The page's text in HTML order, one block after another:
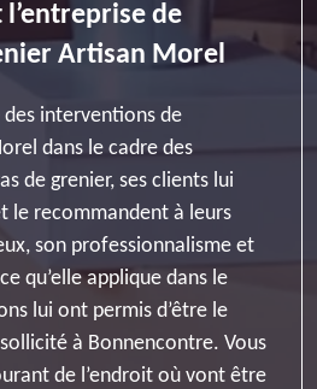
de
Artisan Morel
interventions de
dans le cadre des
de grenier, ses clients lui
le recommandent à leurs
son professionnalisme et
qu’elle applique dans le
lui ont permis d’être le
à Bonnencontre. Vous
de l’endroit où vont être